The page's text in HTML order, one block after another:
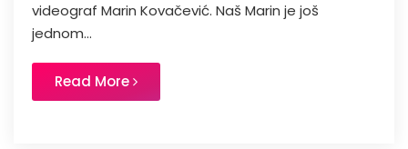
videograf Marin Kovačević. Naš Marin je još
jednom...
Read More